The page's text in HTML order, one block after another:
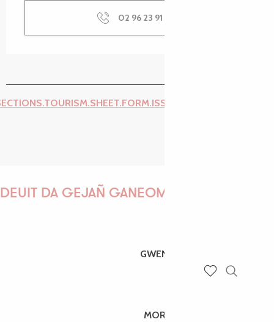
02 96 23 91
DEUIT DA GEJAÑ GANEOMP !
GWENAËLLE
MORGANE